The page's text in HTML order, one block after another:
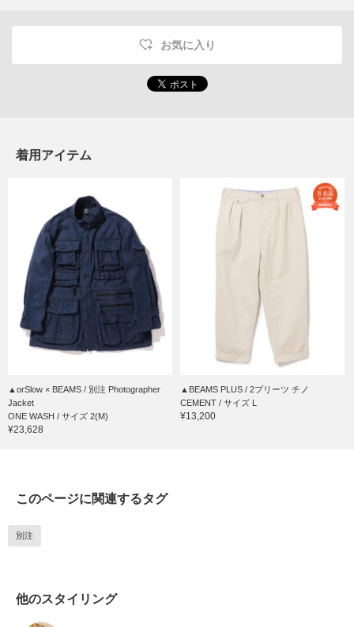
お気に入り
着用アイテム
▲orSlow × BEAMS / 別注 Photographer
Jacket
ONE WASH / サイズ 2(M)
¥23,628
▲BEAMS PLUS / 2プリーツ チノ
CEMENT / サイズ L
¥13,200
このページに関連するタグ
別注
他のスタイリング